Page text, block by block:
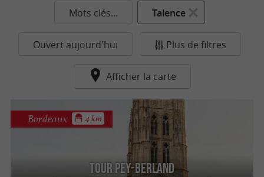
Mots clés... Talence
Ouvert aujourd'hui Plus de filtres
Afficher la carte
Tour Pey-Berland
Bordeaux 4 km